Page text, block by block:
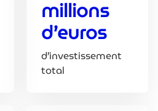
millions
d’euros
d’investissement
total